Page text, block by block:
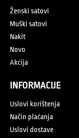
Ženski satovi
Muški satovi
Nakit
Novo
Akcija
INFORMACIJE
Uslovi korištenja
Način plaćanja
Uslovi dostave